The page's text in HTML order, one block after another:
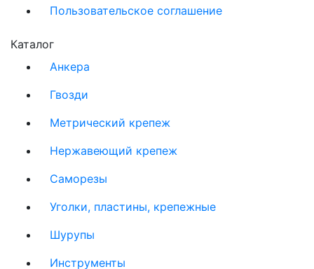
Пользовательское соглашение
Каталог
Анкера
Гвозди
Метрический крепеж
Нержавеющий крепеж
Саморезы
Уголки, пластины, крепежные
Шурупы
Инструменты